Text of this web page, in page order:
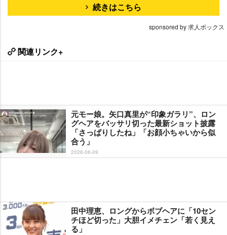
続きはこちら
sponsored by 求人ボックス
関連リンク+
元モー娘。矢口真里が“印象ガラリ”、ロン
グヘアをバッサリ切った最新ショット披露
「さっぱりしたね」「お顔小ちゃいから似
合う」
2026-06-09
田中理恵、ロングからボブヘアに「10セン
チほど切った」大胆イメチェン「若く見え
る」